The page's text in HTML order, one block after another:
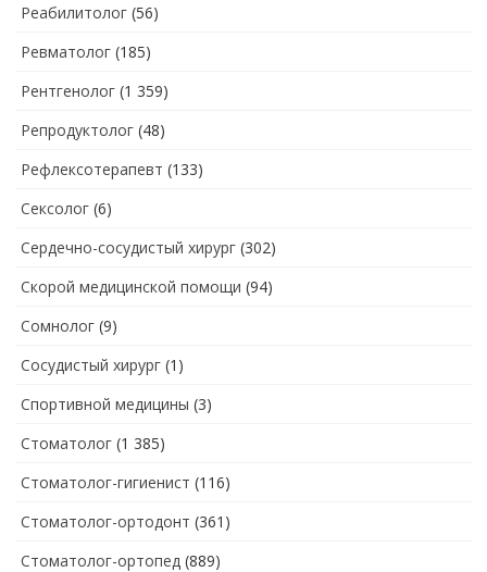
Реабилитолог (56)
Ревматолог (185)
Рентгенолог (1 359)
Репродуктолог (48)
Рефлексотерапевт (133)
Сексолог (6)
Сердечно-сосудистый хирург (302)
Скорой медицинской помощи (94)
Сомнолог (9)
Сосудистый хирург (1)
Спортивной медицины (3)
Стоматолог (1 385)
Стоматолог-гигиенист (116)
Стоматолог-ортодонт (361)
Стоматолог-ортопед (889)